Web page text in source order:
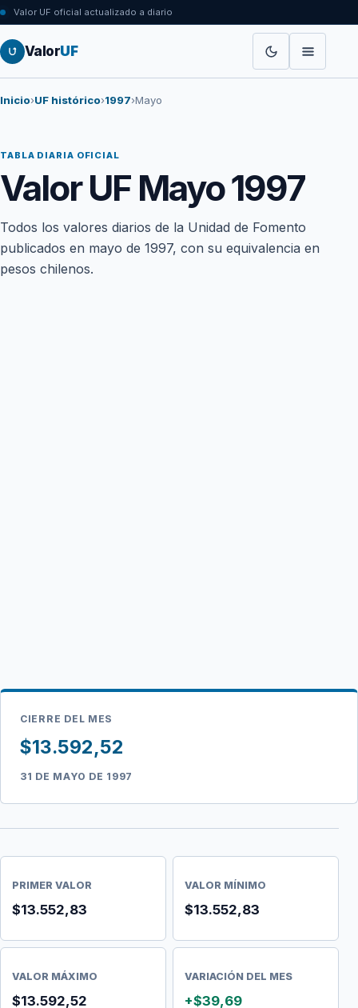
Valor UF oficial actualizado a diario
ValorUF
Inicio›UF histórico›1997›Mayo
TABLA DIARIA OFICIAL
Valor UF Mayo 1997
Todos los valores diarios de la Unidad de Fomento
publicados en mayo de 1997, con su equivalencia en
pesos chilenos.
CIERRE DEL MES
$13.592,52
31 DE MAYO DE 1997
PRIMER VALOR
$13.552,83
VALOR MÍNIMO
$13.552,83
VALOR MÁXIMO
$13.592,52
VARIACIÓN DEL MES
+$39,69